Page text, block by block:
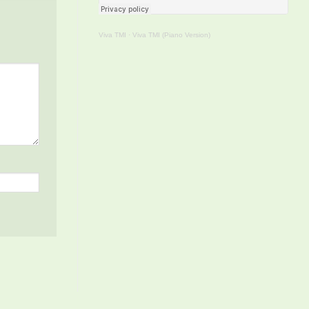
Viva TMI · Viva TMI (Piano Version)